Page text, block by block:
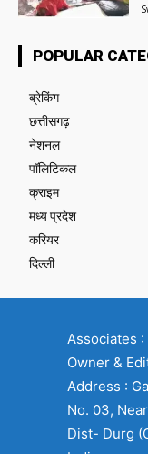
POPULAR
ब्रेकिंग
छत्तीसगढ़
नेशनल
पॉलिटिकल
क्राइम
मध्य प्रदेश
करियर
दिल्ली
Associates
Owner &
Address :
No. 03,
Dist- Durg